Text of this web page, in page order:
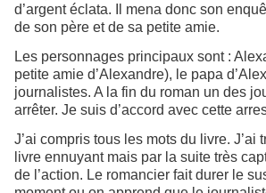
d’argent éclata. Il mena donc son
de son père et de sa petite amie.
Les personnages principaux sont :
petite amie d’Alexandre), le papa
journalistes. A la fin du roman un des
arrêter. Je suis d’accord avec cette
J’ai compris tous les mots du livre. J’ai
livre ennuyant mais par la suite très
de l’action. Le romancier fait durer le